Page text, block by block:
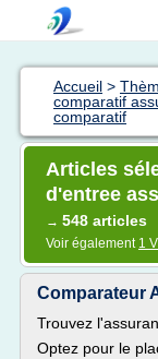
Accueil >
comparatif
comparatif
Articles
d'entree
→ 548 articles
Voir également 1
Comparateur
Trouvez
Optez pour le